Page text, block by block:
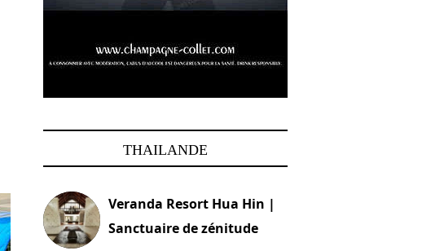
THAILANDE
Veranda Resort Hua Hin |
Sanctuaire de zénitude